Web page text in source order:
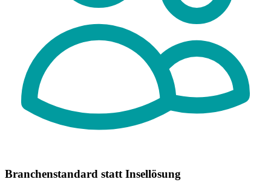
Branchenstandard statt Insellösung